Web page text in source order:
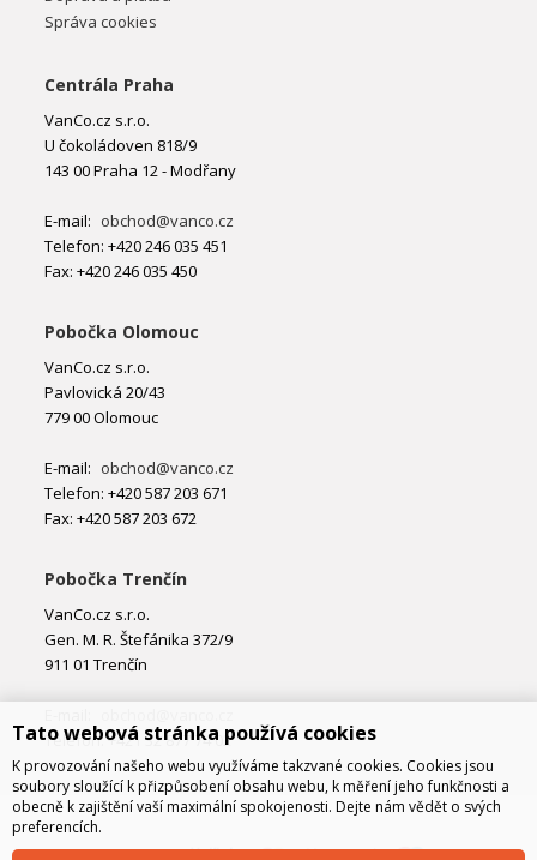
Správa cookies
Centrála Praha
VanCo.cz s.r.o.
U čokoládoven 818/9
143 00 Praha 12 - Modřany
E-mail: obchod@vanco.cz
Telefon: +420 246 035 451
Fax: +420 246 035 450
Pobočka Olomouc
VanCo.cz s.r.o.
Pavlovická 20/43
779 00 Olomouc
E-mail: obchod@vanco.cz
Telefon: +420 587 203 671
Fax: +420 587 203 672
Pobočka Trenčín
VanCo.cz s.r.o.
Gen. M. R. Štefánika 372/9
911 01 Trenčín
Telefon: +421 32 877 74 02
Tato webová stránka používá cookies
K provozování našeho webu využíváme takzvané cookies. Cookies jsou
soubory sloužící k přizpůsobení obsahu webu, k měření jeho funkčnosti a
obecně k zajištění vaší maximální spokojenosti. Dejte nám vědět o svých
preferencích.